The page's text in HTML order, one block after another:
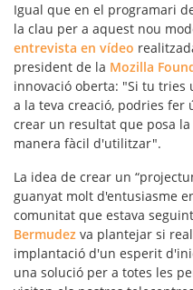
Igual que en el programari
la clau per a aquest nou
entrevista en vídeo
president de la Mozilla
innovació oberta: "Si tu tries
a la teva creació, podries fer
crear un resultat que posa
manera fàcil d'utilitzar".
La idea de crear un
guanyat molt d'entusiasme
comunitat que estava
Bermudez va plantejar si
implantació d'un esperit
una solució per a totes les